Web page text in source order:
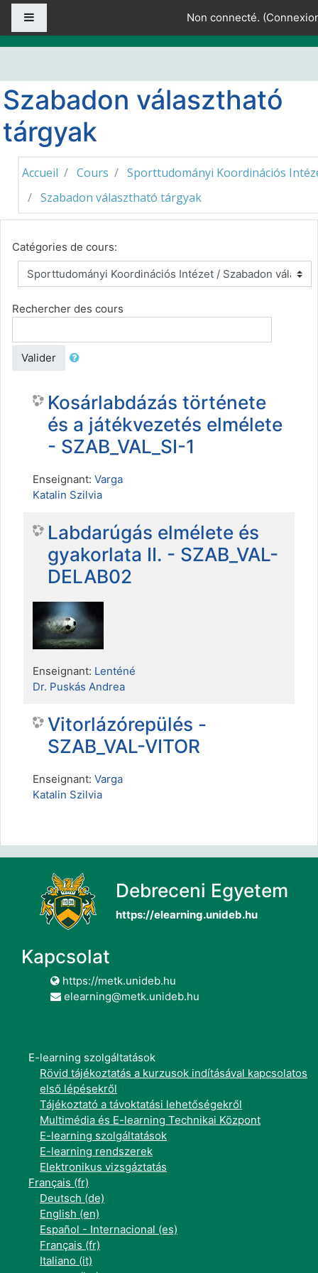
Passer au contenu principal
Non connecté. (
Szabadon választható
tárgyak
Accueil Cours
Sporttudományi Koordinációs
Szabadon választható tárgyak
Catégories de cours:
Rechercher des cours
Valider
Kosárlabdázás története
és a játékvezetés elmélete
- SZAB_VAL_SI-1
Enseignant: Varga
Katalin Szilvia
Labdarúgás elmélete és
gyakorlata II. - SZAB_VAL-
DELAB02
Enseignant: Lenténé
Dr. Puskás Andrea
Vitorlázórepülés -
SZAB_VAL-VITOR
Enseignant: Varga
Katalin Szilvia
Debreceni Egyetem
https://elearning.unideb.hu
Kapcsolat
https://metk.unideb.hu
elearning@metk.unideb.hu
E-learning szolgáltatások
Rövid tájékoztatás a kurzusok indításával kapcsolatos
első lépésekről
Tájékoztató a távoktatási lehetőségekről
Multimédia és E-learning Technikai Központ
E-learning szolgáltatások
E-learning rendszerek
Elektronikus vizsgáztatás
Français ‎(fr)‎
Deutsch ‎(de)‎
English ‎(en)‎
Español - Internacional ‎(es)‎
Français ‎(fr)‎
Italiano ‎(it)‎